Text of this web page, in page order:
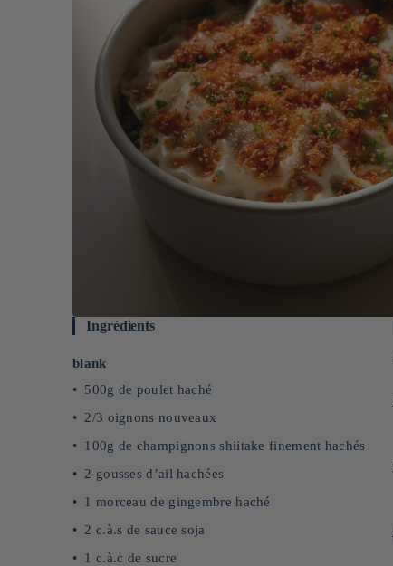
Ingrédients
blank
500g de poulet haché
2/3 oignons nouveaux
100g de champignons shiitake finement hachés
2 gousses d’ail hachées
1 morceau de gingembre haché
2 c.à.s de sauce soja
1 c.à.c de sucre